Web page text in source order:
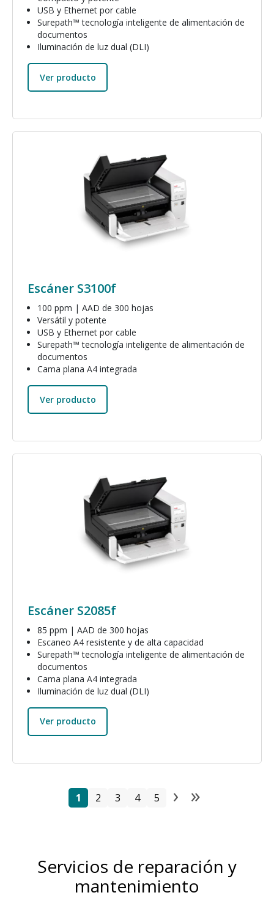
USB y Ethernet por cable
Surepath™ tecnología inteligente de alimentación de
documentos
Iluminación de luz dual (DLI)
Ver producto
Escáner S3100f
100 ppm | AAD de 300 hojas
Versátil y potente
USB y Ethernet por cable
Surepath™ tecnología inteligente de alimentación de
documentos
Cama plana A4 integrada
Ver producto
Imagen
Escáner S2085f
85 ppm | AAD de 300 hojas
Escaneo A4 resistente y de alta capacidad
Surepath™ tecnología inteligente de alimentación de
documentos
Cama plana A4 integrada
Iluminación de luz dual (DLI)
Ver producto
Paginación
Página
1 Página
2 Página
3 Página
4 Página
5 Next page
› Last
»
Servicios de reparación y
mantenimiento